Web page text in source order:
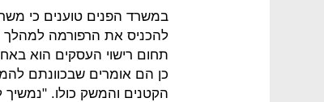
במשרד הפנים טוענים כי
להכניס את הרפורמה למהלך
תחום רישוי העסקים הוא
כן הם אומרים שבכוונתם
הקטנים והמשק כולו.